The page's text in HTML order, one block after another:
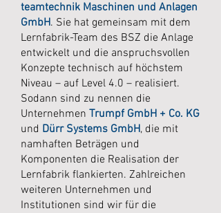
teamtechnik Maschinen und Anlagen
GmbH. Sie hat gemeinsam mit dem
Lernfabrik-Team des BSZ die Anlage
entwickelt und die anspruchsvollen
Konzepte technisch auf höchstem
Niveau – auf Level 4.0 – realisiert.
Sodann sind zu nennen die
Unternehmen Trumpf GmbH + Co. KG
und Dürr Systems GmbH, die mit
namhaften Beträgen und
Komponenten die Realisation der
Lernfabrik flankierten. Zahlreichen
weiteren Unternehmen und
Institutionen sind wir für die